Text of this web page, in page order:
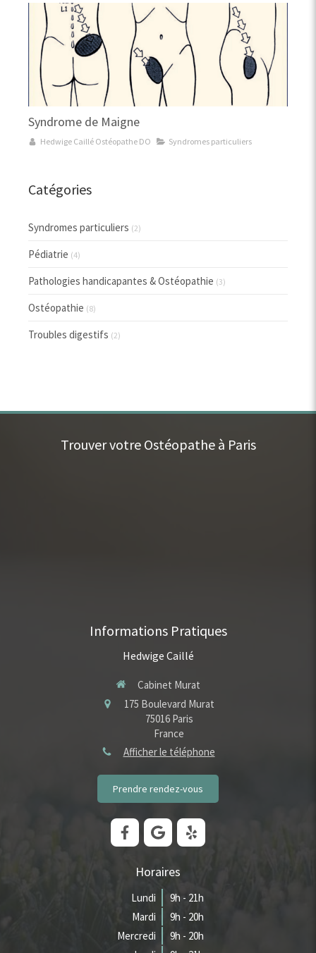
Syndrome de Maigne
Hedwige Caillé Ostéopathe DO Syndromes particuliers
Catégories
Syndromes particuliers (2)
Pédiatrie (4)
Pathologies handicapantes & Ostéopathie (3)
Ostéopathie (8)
Troubles digestifs (2)
Trouver votre Ostéopathe à Paris
Informations Pratiques
Hedwige Caillé
Cabinet Murat
175 Boulevard Murat
75016 Paris
France
Afficher le téléphone
Prendre rendez-vous
Horaires
Lundi
9h - 21h
Mardi
9h - 20h
Mercredi
9h - 20h